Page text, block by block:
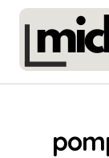
Skip
content